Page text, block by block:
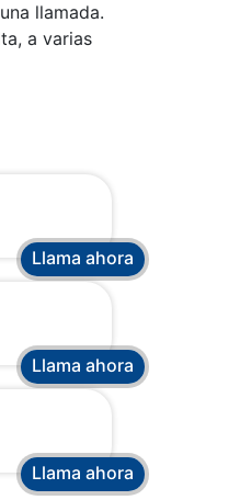
llamada.
a varias
Llama ahora
Llama ahora
Llama ahora